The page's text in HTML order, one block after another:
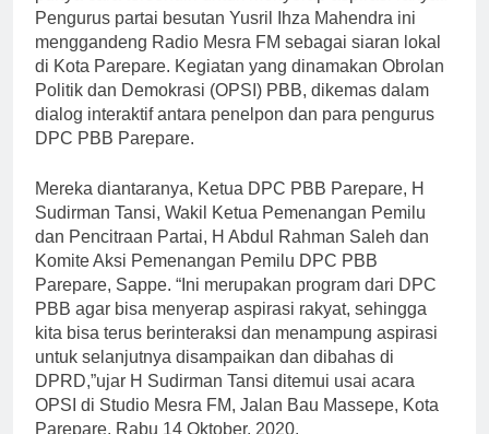
Pengurus partai besutan Yusril Ihza Mahendra ini
menggandeng Radio Mesra FM sebagai siaran lokal
di Kota Parepare. Kegiatan yang dinamakan Obrolan
Politik dan Demokrasi (OPSI) PBB, dikemas dalam
dialog interaktif antara penelpon dan para pengurus
DPC PBB Parepare.
Mereka diantaranya, Ketua DPC PBB Parepare, H
Sudirman Tansi, Wakil Ketua Pemenangan Pemilu
dan Pencitraan Partai, H Abdul Rahman Saleh dan
Komite Aksi Pemenangan Pemilu DPC PBB
Parepare, Sappe. “Ini merupakan program dari DPC
PBB agar bisa menyerap aspirasi rakyat, sehingga
kita bisa terus berinteraksi dan menampung aspirasi
untuk selanjutnya disampaikan dan dibahas di
DPRD,”ujar H Sudirman Tansi ditemui usai acara
OPSI di Studio Mesra FM, Jalan Bau Massepe, Kota
Parepare, Rabu 14 Oktober, 2020.